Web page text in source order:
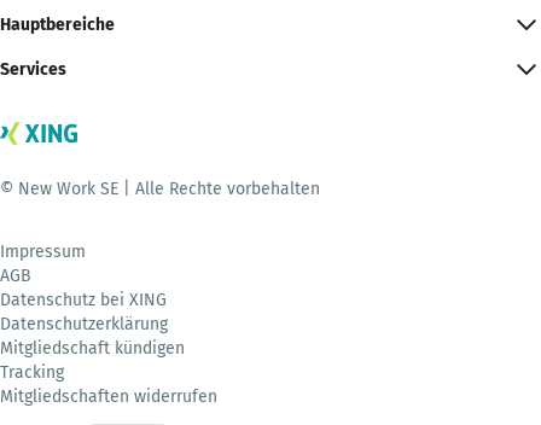
Hauptbereiche
Services
© New Work SE | Alle Rechte vorbehalten
Impressum
AGB
Datenschutz bei XING
Datenschutzerklärung
Mitgliedschaft kündigen
Tracking
Mitgliedschaften widerrufen